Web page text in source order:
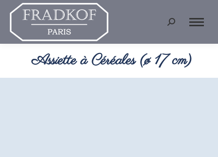
Recherche
Assiette à Céréales (ø 17 cm)
Vous êtes ici :